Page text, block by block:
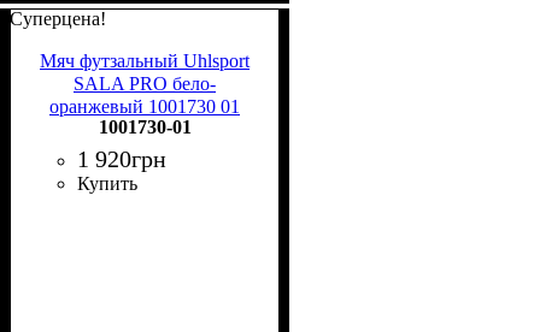
Суперцена!
Мяч футзальный Uhlsport
SALA PRO бело-
оранжевый 1001730 01
Размер 4
1001730-01
1 920грн
Купить